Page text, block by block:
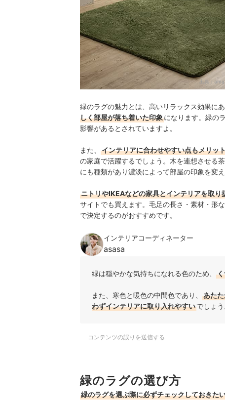
出典：
緑のラグの魅力とは、高いリラックス効果に
しく部屋が落ち着いた印象になります。緑の
影響があるとされていますよ。
また、 インテリアに合わせやすい点もメリッ
の家庭で活躍するでしょう。木を連想させる
にも種類があり濃淡によって部屋の印象を変
ニトリやIKEAなどの家具とインテリアを取り
サイトでも買えます。毛足の長さ・素材・形
で決定するのがおすすめです。
インテリアコーディネーター
asasa
緑は穏やかな気持ちになれる色のため、
また、寒色と暖色の中間色であり、
あた
わずインテリアに取り入れやすいでしょう
コンテンツの誤りを送信する
緑のラグの選び方
緑のラグを選ぶ際に必ずチェックしておきた